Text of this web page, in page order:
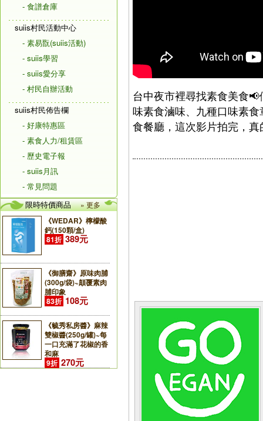
- 食譜倉庫
suiis村民活動中心
- 素易翫(suiis活動)
- suiis學習
- suiis愛分享
- 村民自辦活動
suiis村民佈告欄
- 好康特惠區
- 素食人力/租賃區
- 歷史電子報
- suiis月訊
- 常見問題
限時特價商品
» 更多
《WEDAR》檸檬酸
鈣(150顆/盒)
81折 389元
《御膳齋》原味肉脯
(300g/袋)~顛覆素肉
脯印象
83折 108元
《毓秀私房醬》麻辣
雙椒醬(250g/罐)~每
一口充滿了花椒的香
和麻
9折 270元
台中夜市裡尋找素食美食
味素食滷味、九種口味素
食餐廳，這次影片拍完，